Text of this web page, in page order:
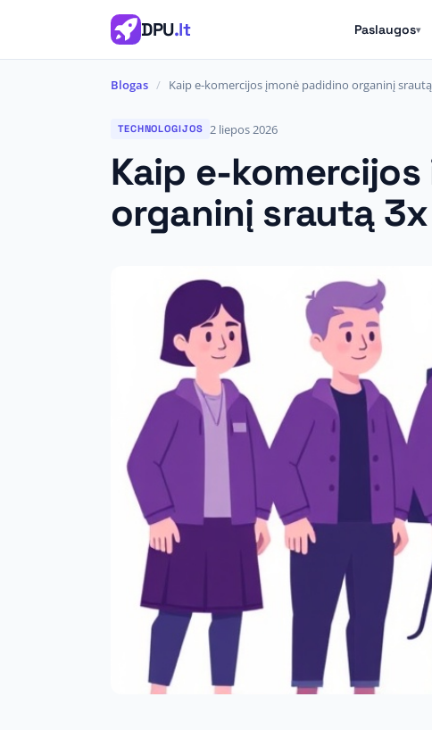
DPU.lt Paslaugos▾
Blogas / Kaip e-komercijos įmonė padidino organinį
TECHNOLOGIJOS 2 liepos 2026
Kaip e-
organinį srautą